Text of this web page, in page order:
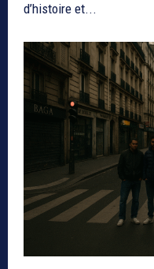
d’histoire et...